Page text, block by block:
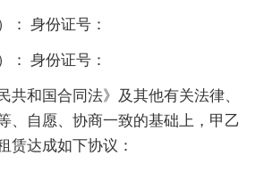
： 身份证号：
： 身份证号：
共和国合同法》及其他有关法律、
、自愿、协商一致的基础上，甲乙
赁达成如下协议：